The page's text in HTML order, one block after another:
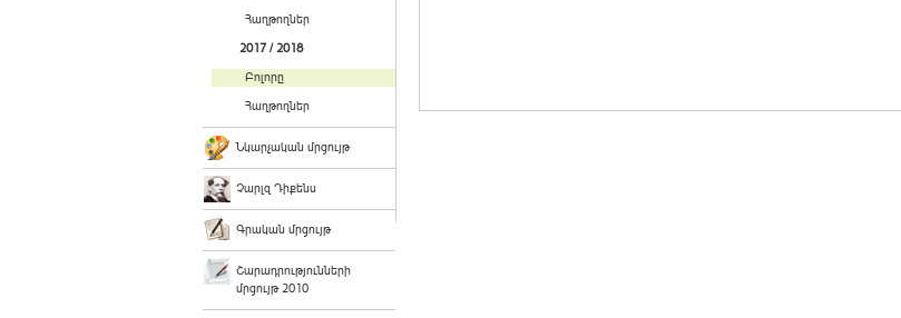
Հաղթողներ
2017 / 2018
Բոլորը
Հաղթողներ
Նկարչական մրցույթ
Չարլզ Դիքենս
Գրական մրցույթ
Շարադրությունների
մրցույթ 2010